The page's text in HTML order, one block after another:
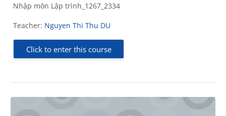
Nhập môn Lập trình_1267_2334
Teacher: Nguyen Thi Thu DU
Click to enter this course